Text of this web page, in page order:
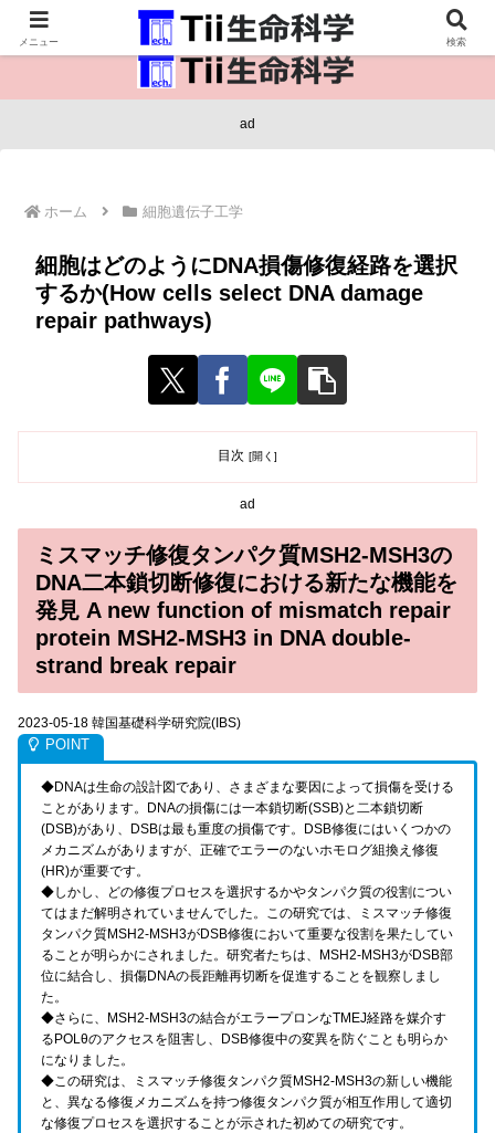
医療保健・生命・生物の情報インフラ。
ad
ホーム 細胞遺伝子工学
細胞はどのようにDNA損傷修復経路を選択
するか(How cells select DNA damage
repair pathways)
目次
ad
ミスマッチ修復タンパク質MSH2-MSH3の
DNA二本鎖切断修復における新たな機能を
発見 A new function of mismatch repair
protein MSH2-MSH3 in DNA double-
strand break repair
2023-05-18 韓国基礎科学研究院(IBS)
◆DNAは生命の設計図であり、さまざまな要因によって損傷を受ける
ことがあります。DNAの損傷には一本鎖切断(SSB)と二本鎖切断
(DSB)があり、DSBは最も重度の損傷です。DSB修復にはいくつかの
メカニズムがありますが、正確でエラーのないホモログ組換え修復
(HR)が重要です。
◆しかし、どの修復プロセスを選択するかやタンパク質の役割につい
てはまだ解明されていませんでした。この研究では、ミスマッチ修復
タンパク質MSH2-MSH3がDSB修復において重要な役割を果たしてい
ることが明らかにされました。研究者たちは、MSH2-MSH3がDSB部
位に結合し、損傷DNAの長距離再切断を促進することを観察しまし
た。
◆さらに、MSH2-MSH3の結合がエラープロンなTMEJ経路を媒介す
るPOLθのアクセスを阻害し、DSB修復中の変異を防ぐことも明らか
になりました。
◆この研究は、ミスマッチ修復タンパク質MSH2-MSH3の新しい機能
と、異なる修復メカニズムを持つ修復タンパク質が相互作用して適切
な修復プロセスを選択することが示された初めての研究です。
メニュー 検索